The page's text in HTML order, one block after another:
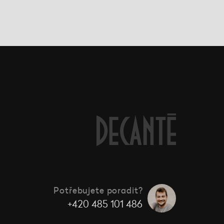
Potřebujete poradit?
+420 485 101 486